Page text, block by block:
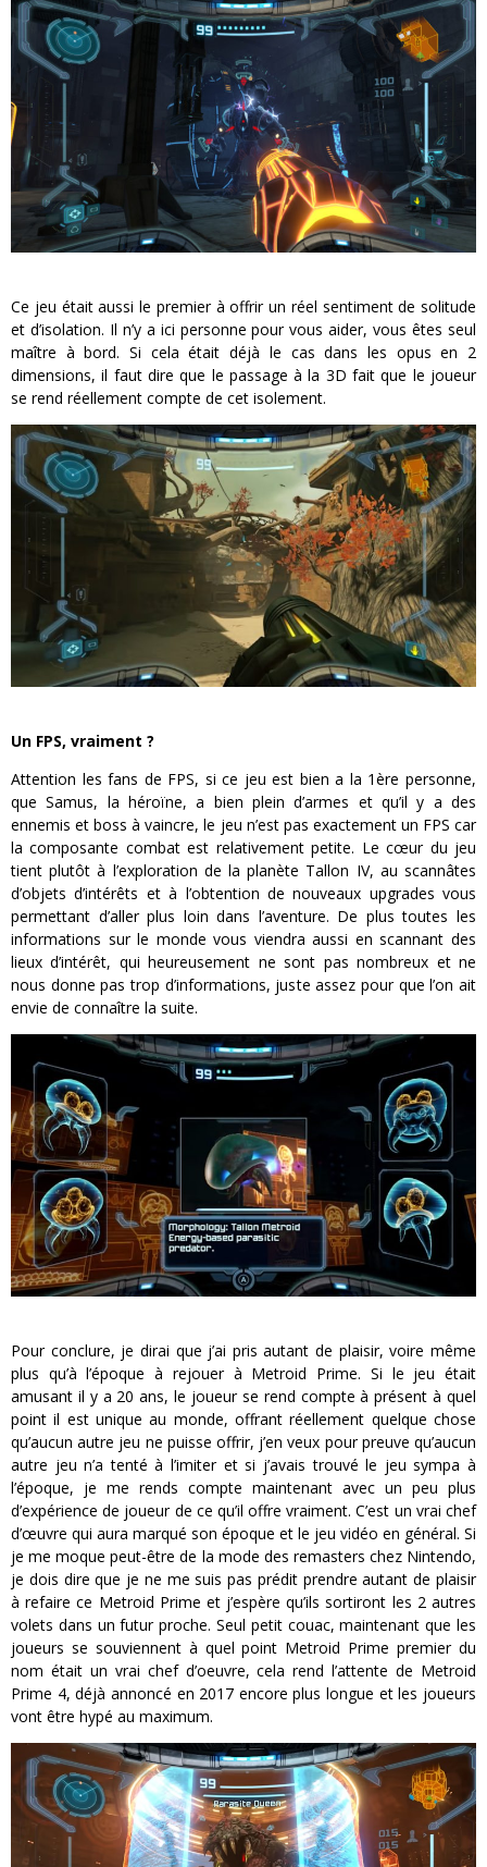
Ce jeu était aussi le premier à offrir un réel sentiment de solitude
et d’isolation. Il n’y a ici personne pour vous aider, vous êtes seul
maître à bord. Si cela était déjà le cas dans les opus en 2
dimensions, il faut dire que le passage à la 3D fait que le joueur
se rend réellement compte de cet isolement.
Un FPS, vraiment ?
Attention les fans de FPS, si ce jeu est bien a la 1ère personne,
que Samus, la héroïne, a bien plein d’armes et qu’il y a des
ennemis et boss à vaincre, le jeu n’est pas exactement un FPS car
la composante combat est relativement petite. Le cœur du jeu
tient plutôt à l’exploration de la planète Tallon IV, au scannâtes
d’objets d’intérêts et à l’obtention de nouveaux upgrades vous
permettant d’aller plus loin dans l’aventure. De plus toutes les
informations sur le monde vous viendra aussi en scannant des
lieux d’intérêt, qui heureusement ne sont pas nombreux et ne
nous donne pas trop d’informations, juste assez pour que l’on ait
envie de connaître la suite.
Pour conclure, je dirai que j’ai pris autant de plaisir, voire même
plus qu’à l’époque à rejouer à Metroid Prime. Si le jeu était
amusant il y a 20 ans, le joueur se rend compte à présent à quel
point il est unique au monde, offrant réellement quelque chose
qu’aucun autre jeu ne puisse offrir, j’en veux pour preuve qu’aucun
autre jeu n’a tenté à l’imiter et si j’avais trouvé le jeu sympa à
l’époque, je me rends compte maintenant avec un peu plus
d’expérience de joueur de ce qu’il offre vraiment. C’est un vrai chef
d’œuvre qui aura marqué son époque et le jeu vidéo en général. Si
je me moque peut-être de la mode des remasters chez Nintendo,
je dois dire que je ne me suis pas prédit prendre autant de plaisir
à refaire ce Metroid Prime et j’espère qu’ils sortiront les 2 autres
volets dans un futur proche. Seul petit couac, maintenant que les
joueurs se souviennent à quel point Metroid Prime premier du
nom était un vrai chef d’oeuvre, cela rend l’attente de Metroid
Prime 4, déjà annoncé en 2017 encore plus longue et les joueurs
vont être hypé au maximum.